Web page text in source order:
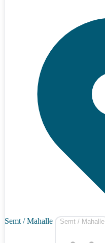
Semt / Mahalle Semt / Mahalle